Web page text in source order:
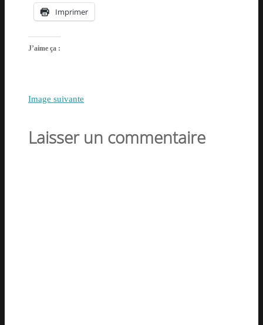
Imprimer
J’aime ça :
Image suivante
Laisser un commentaire